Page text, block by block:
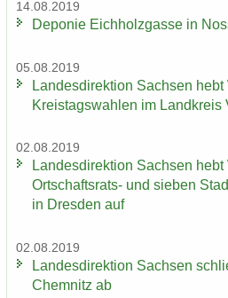
14.08.2019
De­po­nie Eich­holz­gas­se in
05.08.2019
Lan­des­di­rek­ti­on Sach­sen
Kreis­tags­wah­len im Land­kreis
02.08.2019
Lan­des­di­rek­ti­on Sach­sen
Ortschaftsrats-​ und sie­ben
in Dres­den auf
02.08.2019
Lan­des­di­rek­ti­on Sach­sen
Chem­nitz ab